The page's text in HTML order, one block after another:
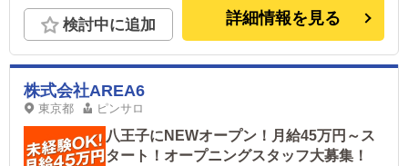
検討中に追加 詳細情報を見る
株式会社AREA6
東京都 ピンサロ
八王子にNEWオープン！月給45万円～ス
タート！オープニングスタッフ大募集！